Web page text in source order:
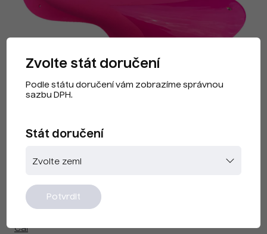
CAI F230304 Nebeská modrá EU
Cai
Zvolte stát doručení
Podle státu doručení vám zobrazíme správnou
sazbu DPH.
Stát doručení
Potvrdit